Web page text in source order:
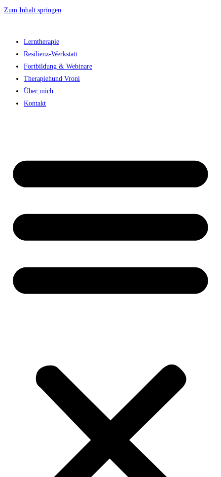
Zum Inhalt springen
Lerntherapie
Resilienz-Werkstatt
Fortbildung & Webinare
Therapiehund Vroni
Über mich
Kontakt